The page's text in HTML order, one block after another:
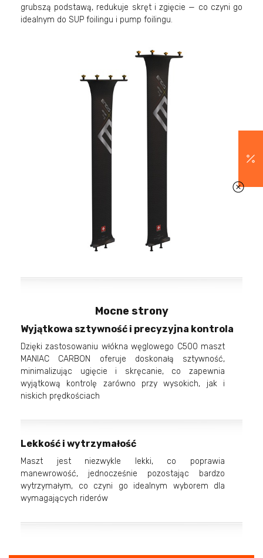
grubszą podstawą, redukuje skręt i zgięcie — co czyni go
idealnym do SUP foilingu i pump foilingu.
Mocne strony
Wyjątkowa sztywność i precyzyjna kontrola
Dzięki zastosowaniu włókna węglowego C500 maszt
MANIAC CARBON oferuje doskonałą sztywność,
minimalizując ugięcie i skręcanie, co zapewnia
wyjątkową kontrolę zarówno przy wysokich, jak i
niskich prędkościach
Lekkość i wytrzymałość
Maszt jest niezwykle lekki, co poprawia
manewrowość, jednocześnie pozostając bardzo
wytrzymałym, co czyni go idealnym wyborem dla
wymagających riderów